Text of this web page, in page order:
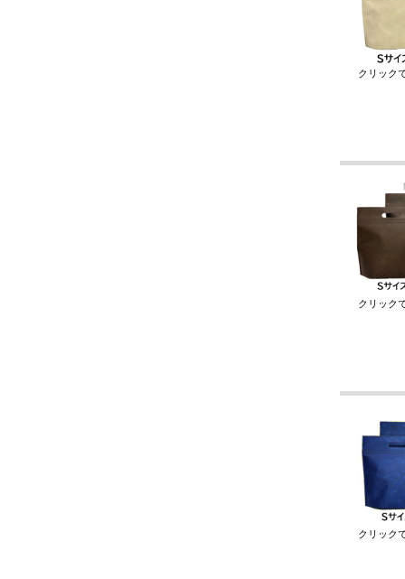
クリック
クリック
クリック